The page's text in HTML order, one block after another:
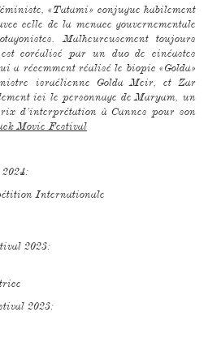
«Tatami» conjugue habilement
celle de la menace gouvernementale
Malheureusement toujours
coréalisé par un duo de cinéastes
a récemment réalisé le biopic «Golda»
israélienne Golda Meir, et Zar
ici le personnage de Maryam, un
d’interprétation à Cannes pour son
Movie Festival
Internationale
2023:
2023: